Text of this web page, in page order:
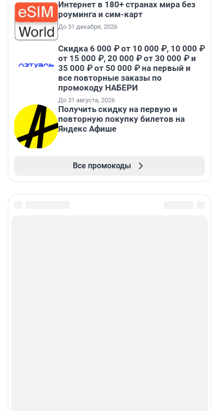
Интернет в 180+ странах мира без
роуминга и сим-карт
До 31 декабря, 2026
Скидка 6 000 ₽ от 10 000 ₽, 10 000 ₽
от 15 000 ₽, 20 000 ₽ от 30 000 ₽ и
35 000 ₽ от 50 000 ₽ на первый и
все повторные заказы по
промокоду НАБЕРИ
До 31 августа, 2026
Получить скидку на первую и
повторную покупку билетов на
Яндекс Афише
Все промокоды